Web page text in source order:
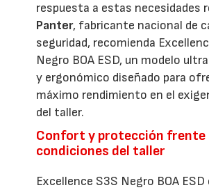
respuesta a estas necesidades
Panter, fabricante nacional de
seguridad, recomienda
Negro BOA ESD, un modelo
y ergonómico diseñado para
máximo rendimiento en el
del taller.
Confort y protección frente
condiciones del taller
Excellence S3S Negro BOA